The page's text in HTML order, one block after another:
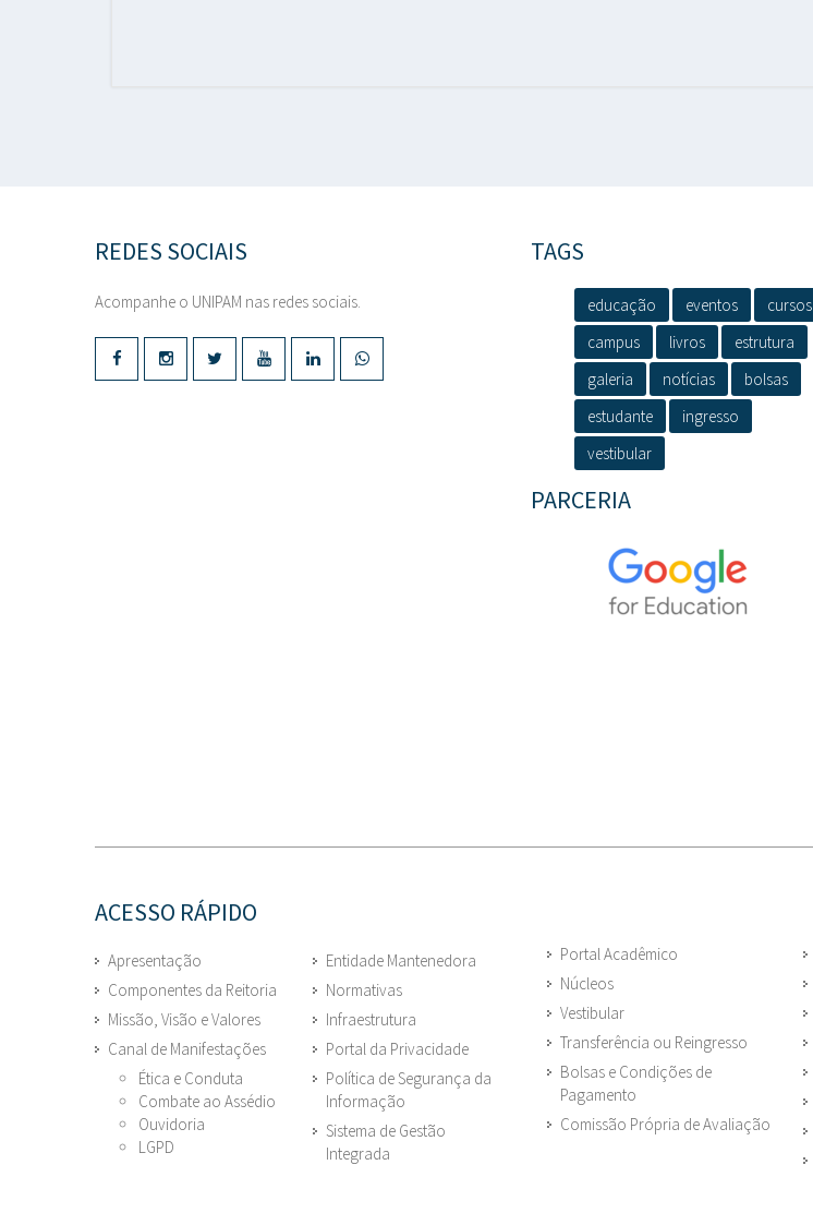
REDES SOCIAIS
Acompanhe o UNIPAM nas redes sociais.
TAGS
educação eventos
cursos
campus
livros
estrutura
galeria
notícias
bolsas
estudante
ingresso
vestibular
PARCERIA
ACESSO RÁPIDO
Apresentação
Componentes da Reitoria
Missão, Visão e Valores
Canal de Manifestações
Ética e Conduta
Combate ao Assédio
Ouvidoria
LGPD
Entidade Mantenedora
Normativas
Infraestrutura
Portal da Privacidade
Política de Segurança da
Informação
Sistema de Gestão
Integrada
Portal Acadêmico
Núcleos
Vestibular
Transferência ou Reingresso
Bolsas e Condições de
Pagamento
Comissão Própria de Avaliação